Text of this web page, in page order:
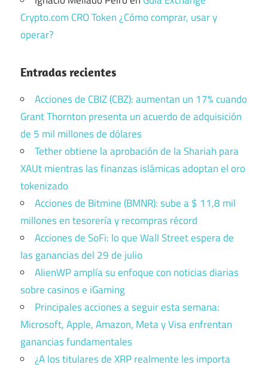
Crypto.com CRO Token ¿Cómo comprar, usar y
operar?
Entradas recientes
Acciones de CBIZ (CBZ): aumentan un 17% cuando
Grant Thornton presenta un acuerdo de adquisición
de 5 mil millones de dólares
Tether obtiene la aprobación de la Shariah para
XAUt mientras las finanzas islámicas adoptan el oro
tokenizado
Acciones de Bitmine (BMNR): sube a $ 11,8 mil
millones en tesorería y recompras récord
Acciones de SoFi: lo que Wall Street espera de
las ganancias del 29 de julio
AlienWP amplía su enfoque con noticias diarias
sobre casinos e iGaming
Principales acciones a seguir esta semana:
Microsoft, Apple, Amazon, Meta y Visa enfrentan
ganancias fundamentales
¿A los titulares de XRP realmente les importa